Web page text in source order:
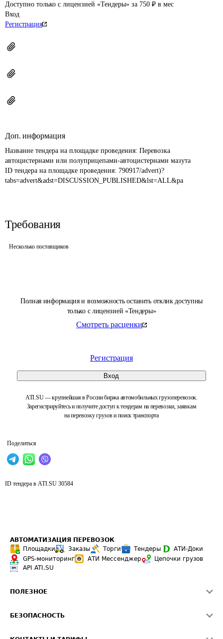
Полная информация и возможность оставить отклик доступны
только с лицензией «Тендеры»
Смотреть расценки
Регистрация
Вход
ATI.SU — крупнейшая в России биржа автомобильных грузоперевозок.
Зарегистрируйтесь и получите доступ к тендерам на перевозки, заявкам
на перевозку грузов и поиск транспорта
Поделиться
Доступно только с лицензией «Тендеры» за 750 ₽ в мес
Вход
Регистрация
Доп. информация
Название тендера на площадке проведения: Перевозка
автоцистернами или полуприцепами-автоцистернами мазута
ID тендера на площадке проведения: 790917/advert)?
tabs=advert&adst=DISCUSSION_PUBLISHED&lst=ALL&pa
Требования
Несколько поставщиков
ID тендера в ATI.SU 30584
АВТОМАТИЗАЦИЯ ПЕРЕВОЗОК
Площадки
Заказы Торги Тендеры
АТИ-Доки
GPS-мониторинг
АТИ Мессенджер
Цепочки грузов
API ATI.SU
ПОЛЕЗНОЕ
Звезды ATI.SU на вашем сайте
БЕЗОПАСНОСТЬ